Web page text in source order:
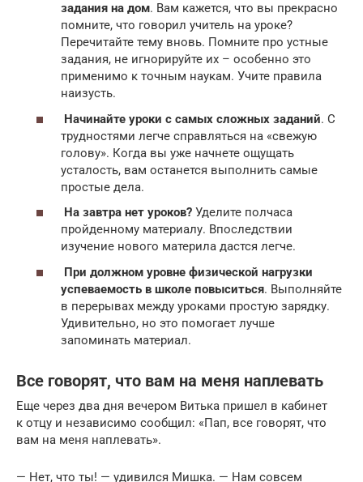
задания на дом. Вам кажется, что вы прекрасно
помните, что говорил учитель на уроке?
Перечитайте тему вновь. Помните про устные
задания, не игнорируйте их – особенно это
применимо к точным наукам. Учите правила
наизусть.
Начинайте уроки с самых сложных заданий. С
трудностями легче справляться на «свежую
голову». Когда вы уже начнете ощущать
усталость, вам останется выполнить самые
простые дела.
На завтра нет уроков? Уделите полчаса
пройденному материалу. Впоследствии
изучение нового материла дастся легче.
При должном уровне физической нагрузки
успеваемость в школе повыситься. Выполняйте
в перерывах между уроками простую зарядку.
Удивительно, но это помогает лучше
запоминать материал.
Все говорят, что вам на меня наплевать
Еще через два дня вечером Витька пришел в кабинет
к отцу и независимо сообщил: «Пап, все говорят, что
вам на меня наплевать».
— Нет, что ты! — удивился Мишка. — Нам совсем